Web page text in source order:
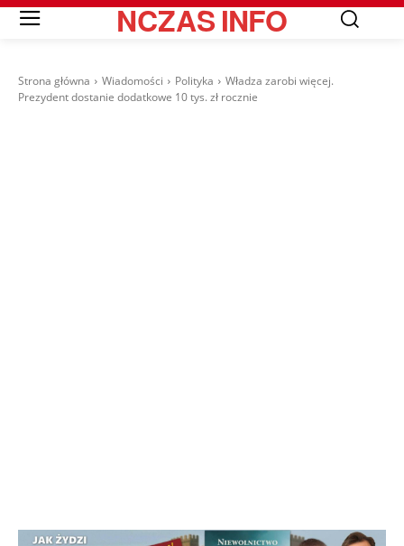
NCZASINFO
Strona główna Wiadomości Polityka
Władza zarobi więcej.
Prezydent dostanie dodatkowe 10 tys. zł rocznie